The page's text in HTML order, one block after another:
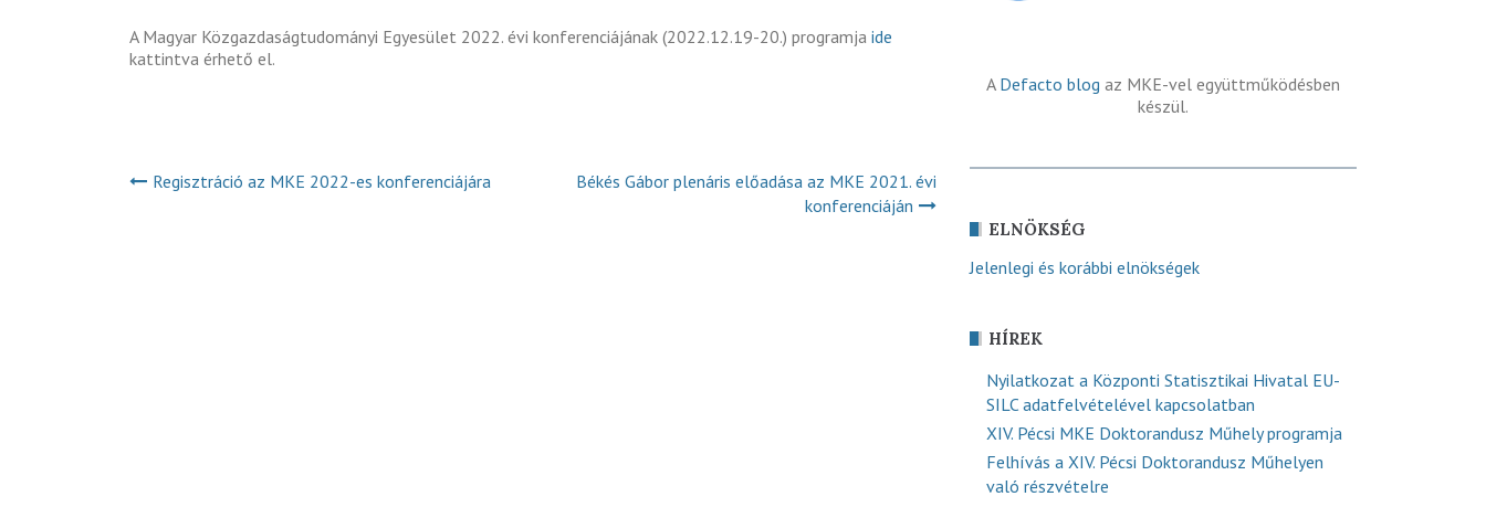
A Magyar Közgazdaságtudományi Egyesület 2022. évi konferenciájának (2022.12.19-20.) programja ide
kattintva érhető el.
Regisztráció az MKE 2022-es konferenciájára
Békés Gábor plenáris előadása az MKE 2021. évi
konferenciáján
A Defacto blog az MKE-vel együttműködésben
készül.
ELNÖKSÉG
Jelenlegi és korábbi elnökségek
HÍREK
Nyilatkozat a Központi Statisztikai Hivatal EU-
SILC adatfelvételével kapcsolatban
XIV. Pécsi MKE Doktorandusz Műhely programja
Felhívás a XIV. Pécsi Doktorandusz Műhelyen
való részvételre